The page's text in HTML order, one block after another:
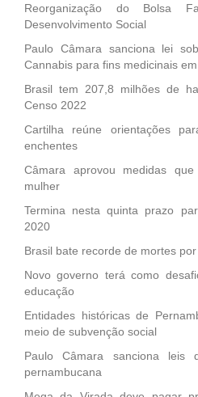
Reorganização do Bolsa
Desenvolvimento Social
Paulo Câmara sanciona lei
Cannabis para fins medicinais
Brasil tem 207,8 milhões de
Censo 2022
Cartilha reúne orientações
enchentes
Câmara aprovou medidas
mulher
Termina nesta quinta prazo
2020
Brasil bate recorde de mortes
Novo governo terá como
educação
Entidades históricas de
meio de subvenção social
Paulo Câmara sanciona leis
pernambucana